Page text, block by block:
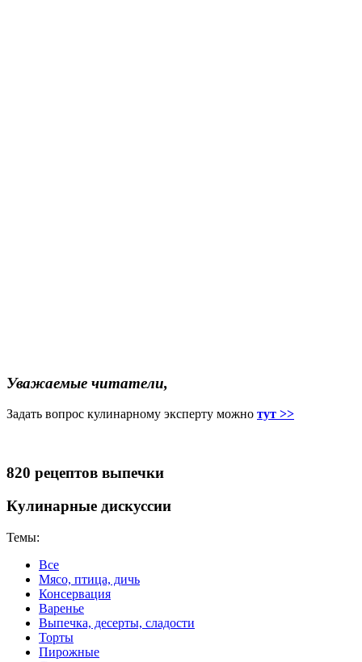
Уважаемые читатели,
Задать вопрос кулинарному эксперту можно тут >>
820 рецептов выпечки
Кулинарные дискуссии
Темы:
Все
Мясо, птица, дичь
Консервация
Варенье
Выпечка, десерты, сладости
Торты
Пирожные